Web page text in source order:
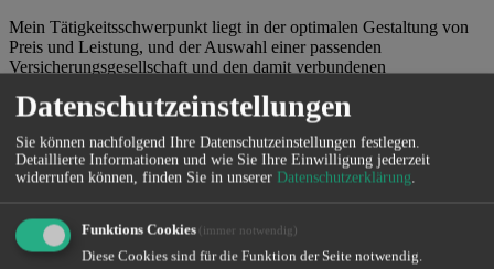
Mein Tätigkeitsschwerpunkt liegt in der optimalen Gestaltung von
Preis und Leistung, und der Auswahl einer passenden
Versicherungsgesellschaft und den damit verbundenen
Betreuung und Begleitung im Schadenfall.
Durch meine Tätigkeit ist Ihre Absicherung immer zeitgemäß und
exakt auf Ihre persönliche Lebenssituation zugeschnitten. Wir sind
Ihr kompetenter Ansprechpartner für ALLE Versicherungs- und
mindestens gleichem Versicherungsschutz und/oder besserer
Versicherungsschutz ohne Mehrbeitrag.
Datenschutzeinstellungen
Sie können nachfolgend Ihre Datenschutzeinstellungen festlegen.
Detaillierte Informationen und wie Sie Ihre Einwilligung jederzeit
widerrufen können, finden Sie in unserer Datenschutzerklärung.
Funktions Cookies (immer notwendig)
Diese Cookies sind für die Funktion der Seite notwendig.